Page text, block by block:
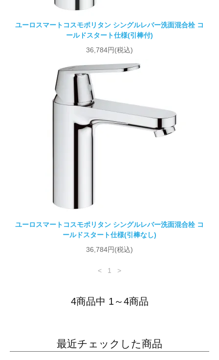
ユーロスマートコスモポリタン シングルレバー洗面混合栓 コ
ールドスタート仕様(引棒付)
36,784円(税込)
ユーロスマートコスモポリタン シングルレバー洗面混合栓 コ
ールドスタート仕様(引棒なし)
36,784円(税込)
< 1 >
4商品中 1～4商品
最近チェックした商品